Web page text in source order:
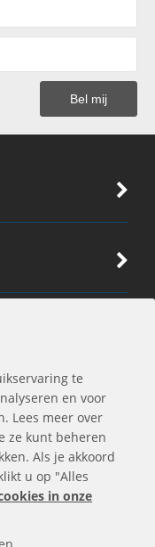
te
en voor
Lees meer over
ze kunt beheren
Als je akkoord
u op "Alles
in onze